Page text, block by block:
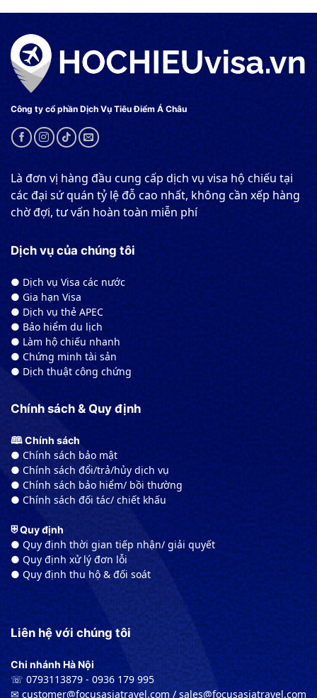
Công ty cổ phần Dịch Vụ Tiêu Điểm Á Châu
Là đơn vị hàng đầu cung cấp dịch vụ visa hộ chiếu tại
các đại sứ quán tỷ lệ đỗ cao nhất, không cần xếp hàng
chờ đợi, tư vấn hoàn toàn miễn phí
Dịch vụ của chúng tôi
● Dịch vụ Visa các nước
● Gia hạn Visa
● Dịch vụ thẻ APEC
● Bảo hiểm du lịch
● Làm hộ chiếu nhanh
● Chứng minh tài sản
● Dịch thuật công chứng
Chính sách & Quy định
🕮 Chính sách
● Chính sách bảo mật
● Chính sách đổi/trả/hủy dịch vụ
● Chính sách bảo hiểm/ bồi thường
● Chính sách đối tác/ chiết khấu
⛨ Quy định
● Quy định thời gian tiếp nhận/ giải quyết
● Quy định xử lý đơn lỗi
● Quy định thu hộ & đối soát
Liên hệ với chúng tôi
Chi nhánh Hà Nội
☏ 0793113879 - 0936 179 995
✉︎ customer@focusasiatravel.com / sales@focusasiatravel.com